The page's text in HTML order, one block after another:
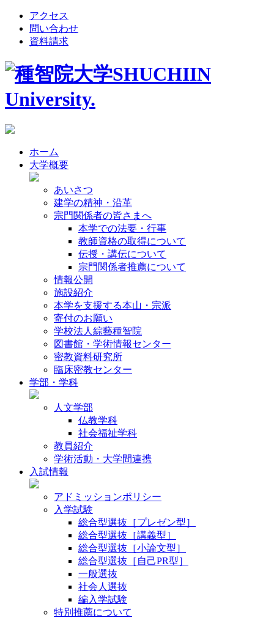
アクセス
問い合わせ
資料請求
ホーム
大学概要
あいさつ
建学の精神・沿革
宗門関係者の皆さまへ
本学での法要・行事
教師資格の取得について
伝授・講伝について
宗門関係者推薦について
情報公開
施設紹介
本学を支援する本山・宗派
寄付のお願い
学校法人綜藝種智院
図書館・学術情報センター
密教資料研究所
臨床密教センター
学部・学科
人文学部
仏教学科
社会福祉学科
教員紹介
学術活動・大学間連携
入試情報
アドミッションポリシー
入学試験
総合型選抜［プレゼン型］
総合型選抜［講義型］
総合型選抜［小論文型］
総合型選抜［自己PR型］
一般選抜
社会人選抜
編入学試験
特別推薦について